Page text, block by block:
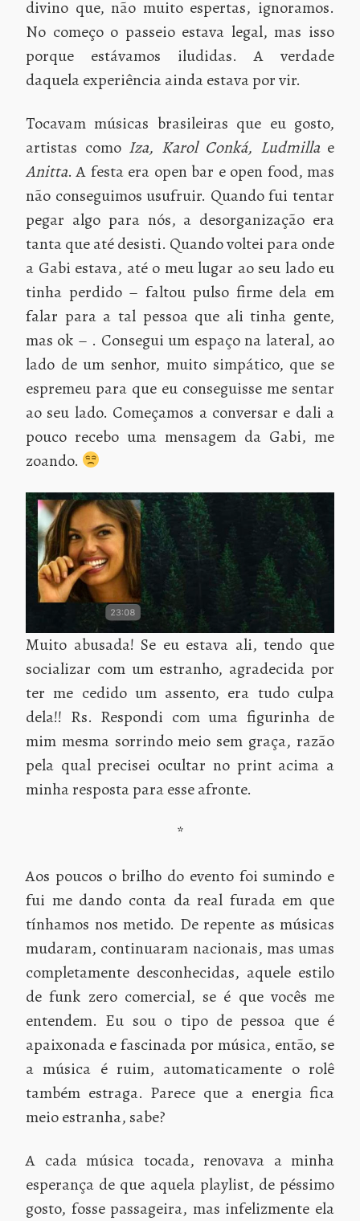
divino que, não muito espertas, ignoramos.
No começo o passeio estava legal, mas isso
porque estávamos iludidas. A verdade
daquela experiência ainda estava por vir.
Tocavam músicas brasileiras que eu gosto,
artistas como Iza, Karol Conká, Ludmillae
Anitta. A festa era open bar e open food, mas
não conseguimos usufruir. Quando fui tentar
pegar algo para nós, a desorganização era
tanta que até desisti. Quando voltei para onde
a Gabi estava, até o meu lugar ao seu lado eu
tinha perdido – faltou pulso firme dela em
falar para a tal pessoa que ali tinha gente,
mas ok – . Consegui um espaço na lateral, ao
lado de um senhor, muito simpático, que se
espremeu para que eu conseguisse me sentar
ao seu lado. Começamos a conversar e dali a
pouco recebo uma mensagem da Gabi, me
zoando.
Muito abusada! Se eu estava ali, tendo que
socializar com um estranho, agradecida por
ter me cedido um assento, era tudo culpa
dela!! Rs. Respondi com uma figurinha de
mim mesma sorrindo meio sem graça, razão
pela qual precisei ocultar no print acima a
minha resposta para esse afronte.
*
Aos poucos o brilho do evento foi sumindo e
fui me dando conta da real furada em que
tínhamos nos metido. De repente as músicas
mudaram, continuaram nacionais, mas umas
completamente desconhecidas, aquele estilo
de funk zero comercial, se é que vocês me
entendem. Eu sou o tipo de pessoa que é
apaixonada e fascinada por música, então, se
a música é ruim, automaticamente o rolê
também estraga. Parece que a energia fica
meio estranha, sabe?
A cada música tocada, renovava a minha
esperança de que aquela playlist, de péssimo
gosto, fosse passageira, mas infelizmente ela